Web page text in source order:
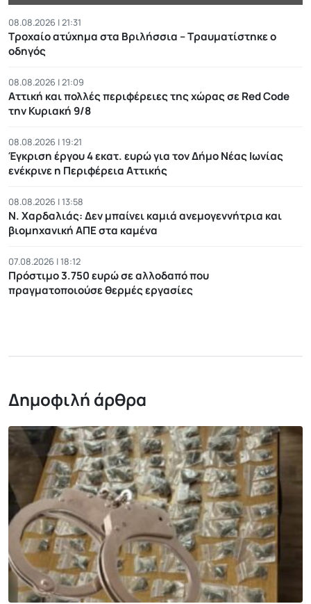
08.08.2026 | 21:31
Τροχαίο ατύχημα στα Βριλήσσια – Τραυματίστηκε ο
οδηγός
08.08.2026 | 21:09
Αττική και πολλές περιφέρειες της χώρας σε Red Code
την Κυριακή 9/8
08.08.2026 | 19:21
Έγκριση έργου 4 εκατ. ευρώ για τον Δήμο Νέας Ιωνίας
ενέκρινε η Περιφέρεια Αττικής
08.08.2026 | 13:58
Ν. Χαρδαλιάς: Δεν μπαίνει καμιά ανεμογεννήτρια και
βιομηχανική ΑΠΕ στα καμένα
07.08.2026 | 18:12
Πρόστιμο 3.750 ευρώ σε αλλοδαπό που
πραγματοποιούσε θερμές εργασίες
Δημοφιλή άρθρα